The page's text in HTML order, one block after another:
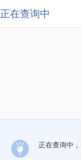
正在查询中
正在查询中